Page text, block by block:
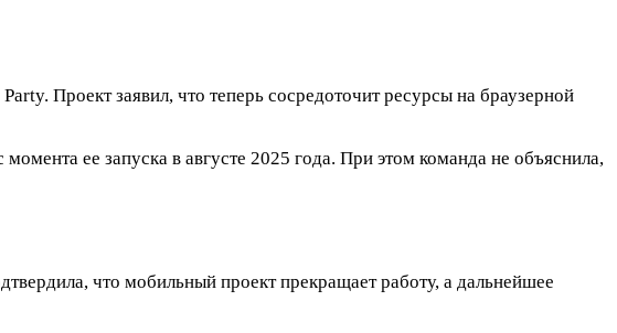
Проект заявил, что теперь сосредоточит ресурсы на браузерной
ее запуска в августе 2025 года. При этом команда не объяснила,
что мобильный проект прекращает работу, а дальнейшее